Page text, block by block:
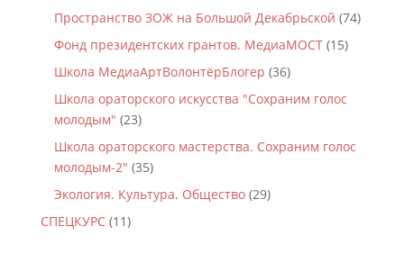
Пространство ЗОЖ на Большой Декабрьской (74)
Фонд президентских грантов. МедиаМОСТ(15)
Школа МедиаАртВолонтёрБлогер (36)
Школа ораторского искусства "Сохраним голос
молодым" (23)
Школа ораторского мастерства. Сохраним голос
молодым-2" (35)
Экология. Культура. Общество(29)
СПЕЦКУРС(11)